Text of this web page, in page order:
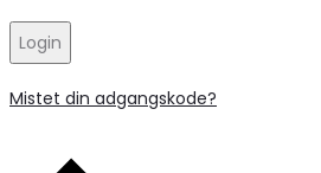
Login
Mistet din adgangskode?